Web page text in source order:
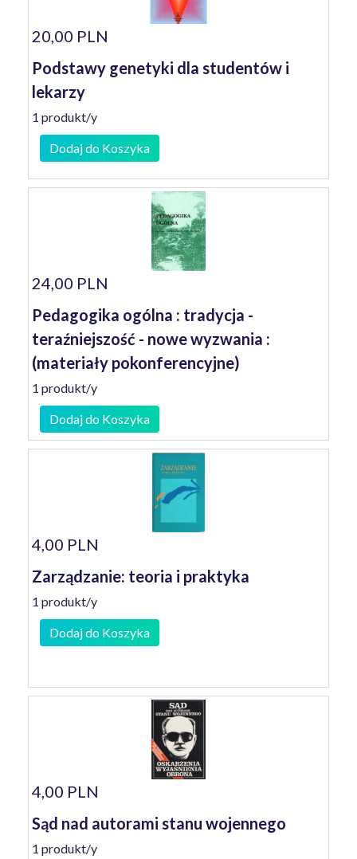
20,00 PLN
Podstawy genetyki dla studentów i
lekarzy
1 produkt/y
Dodaj do Koszyka
24,00 PLN
Pedagogika ogólna : tradycja -
teraźniejszość - nowe wyzwania :
(materiały pokonferencyjne)
1 produkt/y
Dodaj do Koszyka
4,00 PLN
Zarządzanie: teoria i praktyka
1 produkt/y
Dodaj do Koszyka
4,00 PLN
Sąd nad autorami stanu wojennego
1 produkt/y